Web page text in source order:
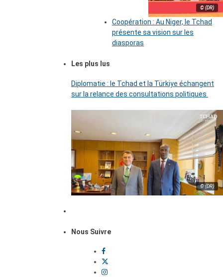
© (DR)
Coopération : Au Niger, le Tchad
présente sa vision sur les
diasporas
Les plus lus
Diplomatie : le Tchad et la Türkiye échangent
sur la relance des consultations politiques
© (DR)
Nous Suivre